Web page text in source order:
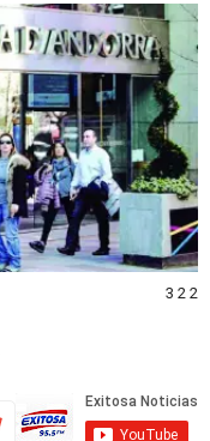
3 2 2